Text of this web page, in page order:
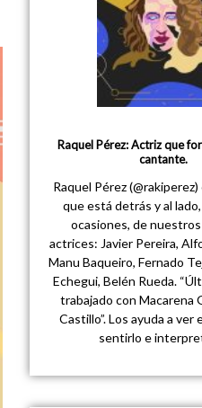
Raquel Pérez: Actriz que
cantante.
Raquel Pérez
que está detrás y al
ocasiones, de
actrices: Javier Pereira,
Manu Baqueiro, Fernado
Echegui, Belén Rueda.
trabajado con Macarena
Castillo”. Los ayuda a ver
sentirlo e